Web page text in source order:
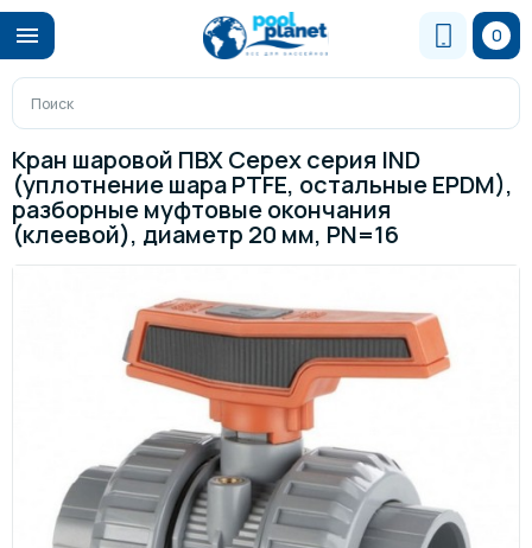
0
Кран шаровой ПВХ Cepex серия IND
(уплотнение шара PTFE, остальные EPDM),
разборные муфтовые окончания
(клеевой), диаметр 20 мм, PN=16